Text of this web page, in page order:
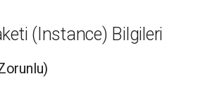
(Instance) Bilgileri